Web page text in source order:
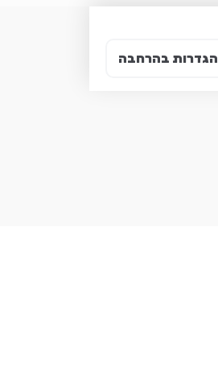
הגדרות בהרחבה